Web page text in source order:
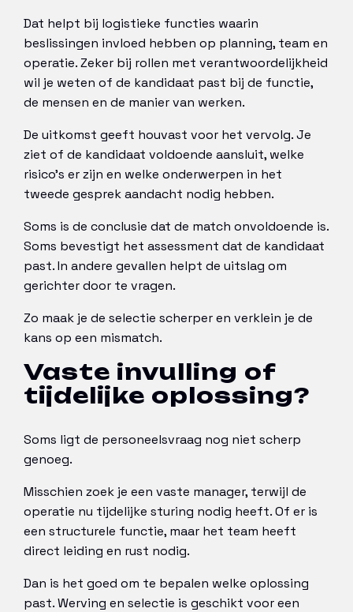
Dat helpt bij logistieke functies waarin
beslissingen invloed hebben op planning, team en
operatie. Zeker bij rollen met verantwoordelijkheid
wil je weten of de kandidaat past bij de functie,
de mensen en de manier van werken.
De uitkomst geeft houvast voor het vervolg. Je
ziet of de kandidaat voldoende aansluit, welke
risico’s er zijn en welke onderwerpen in het
tweede gesprek aandacht nodig hebben.
Soms is de conclusie dat de match onvoldoende is.
Soms bevestigt het assessment dat de kandidaat
past. In andere gevallen helpt de uitslag om
gerichter door te vragen.
Zo maak je de selectie scherper en verklein je de
kans op een mismatch.
Vaste invulling of
tijdelijke oplossing?
Soms ligt de personeelsvraag nog niet scherp
genoeg.
Misschien zoek je een vaste manager, terwijl de
operatie nu tijdelijke sturing nodig heeft. Of er is
een structurele functie, maar het team heeft
direct leiding en rust nodig.
Dan is het goed om te bepalen welke oplossing
past. Werving en selectie is geschikt voor een